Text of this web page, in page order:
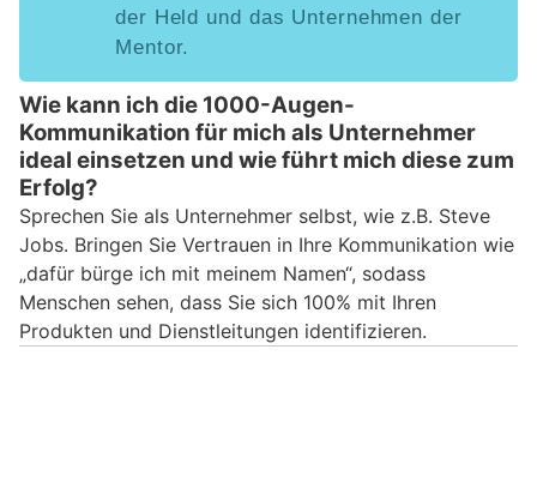
der Held und das Unternehmen der
Mentor.
Wie kann ich die 1000-Augen-
Kommunikation für mich als Unternehmer
ideal einsetzen und wie führt mich diese zum
Erfolg?
Sprechen Sie als Unternehmer selbst, wie z.B. Steve
Jobs. Bringen Sie Vertrauen in Ihre Kommunikation wie
„dafür bürge ich mit meinem Namen“, sodass
Menschen sehen, dass Sie sich 100% mit Ihren
Produkten und Dienstleitungen identifizieren.